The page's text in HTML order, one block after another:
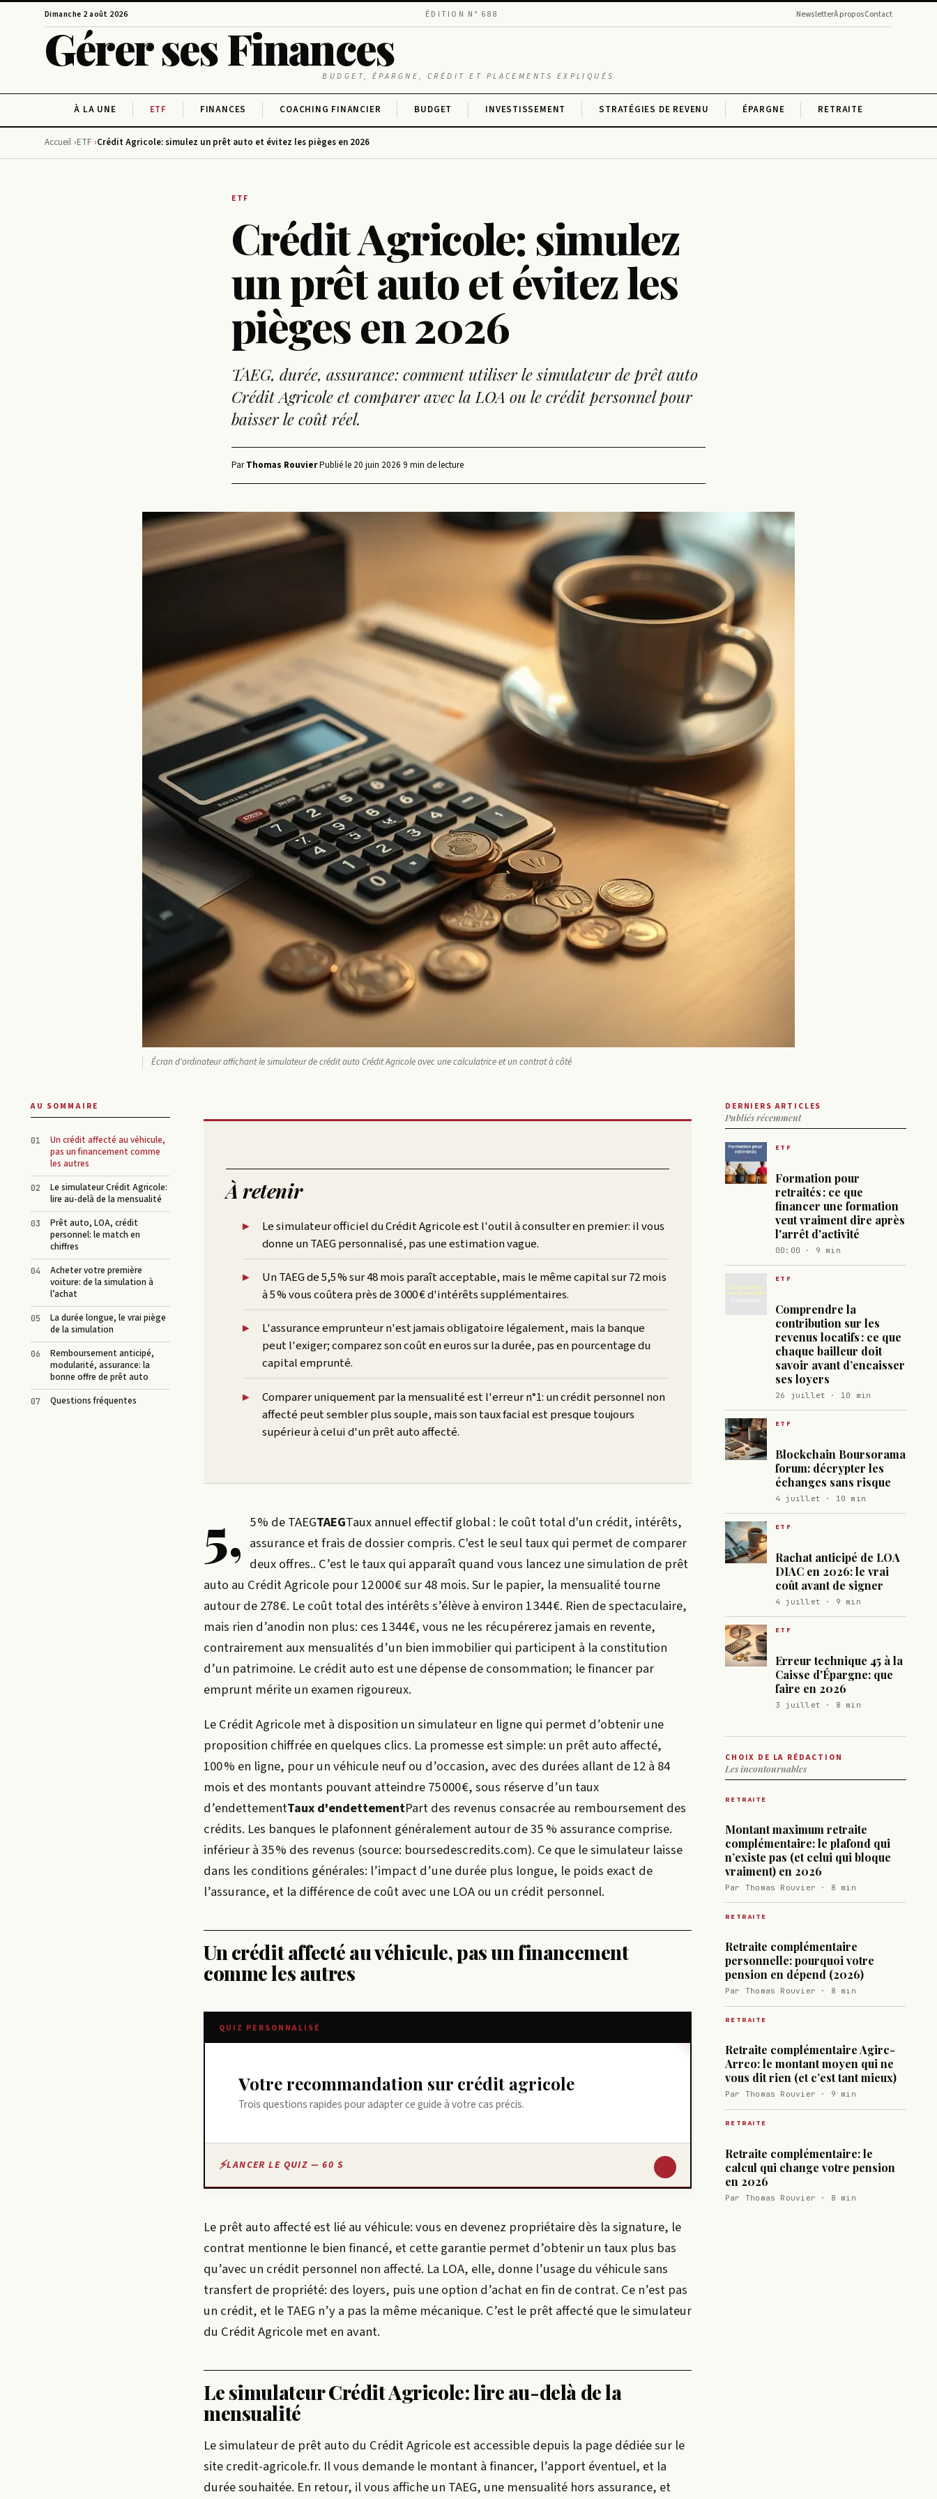
Dimanche 2 août 2026 ÉDITION N° 688 NewsletterÀ proposContact
Gérer ses Finances
BUDGET, ÉPARGNE, CRÉDIT ET PLACEMENTS EXPLIQUÉS
À LA UNE ETF FINANCES COACHING FINANCIER BUDGET INVESTISSEMENT STRATÉGIES DE REVENU ÉPARGNE RETRAITE
Accueil ETF Crédit Agricole: simulez un prêt auto et évitez les pièges en 2026
ETF
Crédit Agricole: simulez
un prêt auto et évitez les
pièges en 2026
TAEG, durée, assurance: comment utiliser le simulateur de prêt auto
Crédit Agricole et comparer avec la LOA ou le crédit personnel pour
baisser le coût réel.
ParThomas Rouvier·Publié le 20 juin 2026·9 min de lecture
Écran d'ordinateur affichant le simulateur de crédit auto Crédit Agricole avec une calculatrice et un contrat à côté
AU SOMMAIRE
Un crédit affecté au véhicule,
pas un financement comme
les autres
Le simulateur Crédit Agricole:
lire au-delà de la mensualité
Prêt auto, LOA, crédit
personnel: le match en
chiffres
Acheter votre première
voiture: de la simulation à
l’achat
La durée longue, le vrai piège
de la simulation
Remboursement anticipé,
modularité, assurance: la
bonne offre de prêt auto
Questions fréquentes
À retenir
Le simulateur officiel du Crédit Agricole est l'outil à consulter en premier: il vous
donne un TAEG personnalisé, pas une estimation vague.
Un TAEG de 5,5 % sur 48 mois paraît acceptable, mais le même capital sur 72 mois
à 5 % vous coûtera près de 3 000 € d'intérêts supplémentaires.
L'assurance emprunteur n'est jamais obligatoire légalement, mais la banque
peut l'exiger; comparez son coût en euros sur la durée, pas en pourcentage du
capital emprunté.
Comparer uniquement par la mensualité est l'erreur n°1: un crédit personnel non
affecté peut sembler plus souple, mais son taux facial est presque toujours
supérieur à celui d'un prêt auto affecté.
5, 5 % deTAEGTAEGTaux annuel effectif global : le coût total d'un crédit, intérêts,
assurance et frais de dossier compris. C'est le seul taux qui permet de comparer
deux offres.. C’est le taux qui apparaît quand vous lancez une simulation de prêt
auto au Crédit Agricole pour 12 000 € sur 48 mois. Sur le papier, la mensualité tourne
autour de 278 €. Le coût total des intérêts s’élève à environ 1 344 €. Rien de spectaculaire,
mais rien d’anodin non plus: ces 1 344 €, vous ne les récupérerez jamais en revente,
contrairement aux mensualités d’un bien immobilier qui participent à la constitution
d’un patrimoine. Le crédit auto est une dépense de consommation; le financer par
emprunt mérite un examen rigoureux.
Le Crédit Agricole met à disposition un simulateur en ligne qui permet d’obtenir une
proposition chiffrée en quelques clics. La promesse est simple: un prêt auto affecté,
100 % en ligne, pour un véhicule neuf ou d’occasion, avec des durées allant de 12 à 84
mois et des montants pouvant atteindre 75 000 €, sous réserve d’un taux
d’endettementTaux d'endettementPart des revenus consacrée au remboursement des
crédits. Les banques le plafonnent généralement autour de 35 % assurance comprise.
inférieur à 35 % des revenus (source: boursedescredits.com). Ce que le simulateur laisse
dans les conditions générales: l’impact d’une durée plus longue, le poids exact de
l’assurance, et la différence de coût avec une LOA ou un crédit personnel.
Un crédit affecté au véhicule, pas un financement
comme les autres
QUIZ PERSONNALISÉ
Votre recommandation sur crédit agricole
Trois questions rapides pour adapter ce guide à votre cas précis.
LANCER LE QUIZ — 60 S
Le prêt auto affecté est lié au véhicule: vous en devenez propriétaire dès la signature, le
contrat mentionne le bien financé, et cette garantie permet d’obtenir un taux plus bas
qu’avec un crédit personnel non affecté. La LOA, elle, donne l’usage du véhicule sans
transfert de propriété: des loyers, puis une option d’achat en fin de contrat. Ce n’est pas
un crédit, et le TAEG n’y a pas la même mécanique. C’est le prêt affecté que le simulateur
du Crédit Agricole met en avant.
Le simulateur Crédit Agricole: lire au-delà de la
mensualité
Le simulateur de prêt auto du Crédit Agricole est accessible depuis la page dédiée sur le
site credit-agricole.fr. Il vous demande le montant à financer, l’apport éventuel, et la
durée souhaitée. En retour, il vous affiche un TAEG, une mensualité hors assurance, et
DERNIERS ARTICLES
Publiés récemment
ETF
Formation pour
retraités : ce que
financer une formation
veut vraiment dire après
l'arrêt d'activité
00:00 · 9 min
ETF
Comprendre la
contribution sur les
revenus locatifs : ce que
chaque bailleur doit
savoir avant d’encaisser
ses loyers
26 juillet · 10 min
ETF
Blockchain Boursorama
forum: décrypter les
échanges sans risque
4 juillet · 10 min
ETF
Rachat anticipé de LOA
DIAC en 2026: le vrai
coût avant de signer
4 juillet · 9 min
ETF
Erreur technique 45 à la
Caisse d'Épargne: que
faire en 2026
3 juillet · 8 min
CHOIX DE LA RÉDACTION
Les incontournables
RETRAITE
Montant maximum retraite
complémentaire: le plafond qui
n’existe pas (et celui qui bloque
vraiment) en 2026
Par Thomas Rouvier · 8 min
RETRAITE
Retraite complémentaire
personnelle: pourquoi votre
pension en dépend (2026)
Par Thomas Rouvier · 8 min
RETRAITE
Retraite complémentaire Agirc-
Arrco: le montant moyen qui ne
vous dit rien (et c’est tant mieux)
Par Thomas Rouvier · 9 min
RETRAITE
Retraite complémentaire: le
calcul qui change votre pension
en 2026
Par Thomas Rouvier · 8 min